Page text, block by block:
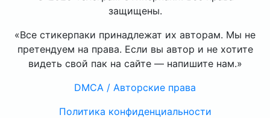
защищены.
«Все стикерпаки принадлежат их авторам. Мы не
претендуем на права. Если вы автор и не хотите
видеть свой пак на сайте — напишите нам.»
DMCA / Авторские права
Политика конфиденциальности